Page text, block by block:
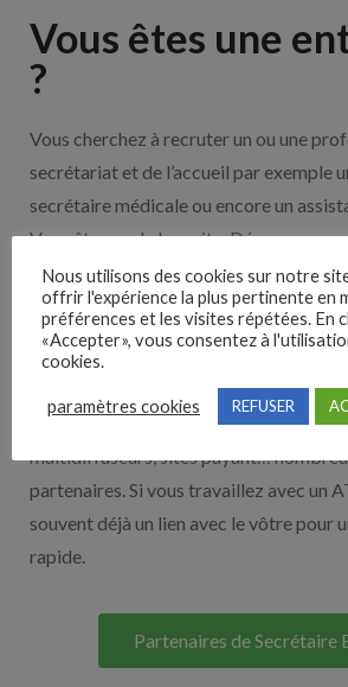
Vous êtes une
?
Vous cherchez à recruter un ou une
secrétariat et de l’accueil par exemple
secrétaire médicale ou encore un
Vous êtes sur le bon site. Découvrez
vous aider à recruter en cliquant sur le
Découvrez nos partenaires ! Moteurs
multidiffuseurs, sites payant…
partenaires. Si vous travaillez avec un
souvent déjà un lien avec le vôtre pour
rapide.
Partenaires de Secrétaire
Nous utilisons des cookies sur notre
offrir l'expérience la plus pertinente en
préférences et les visites répétées. En
«Accepter», vous consentez à
cookies.
paramètres cookies REFUSER